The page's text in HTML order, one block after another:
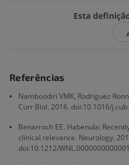
Esta
Referências
Namboodiri VMK, Rodriguez
Curr Biol. 2016. doi:10.1016/
Benarroch EE. Habenula:
clinical relevance. Neurology.
doi:10.1212/